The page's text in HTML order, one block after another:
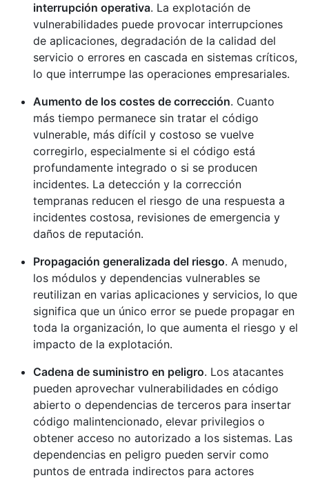
interrupción operativa. La explotación de
vulnerabilidades puede provocar interrupciones
de aplicaciones, degradación de la calidad del
servicio o errores en cascada en sistemas críticos,
lo que interrumpe las operaciones empresariales.
Aumento de los costes de corrección. Cuanto
más tiempo permanece sin tratar el código
vulnerable, más difícil y costoso se vuelve
corregirlo, especialmente si el código está
profundamente integrado o si se producen
incidentes. La detección y la corrección
tempranas reducen el riesgo de una respuesta a
incidentes costosa, revisiones de emergencia y
daños de reputación.
Propagación generalizada del riesgo. A menudo,
los módulos y dependencias vulnerables se
reutilizan en varias aplicaciones y servicios, lo que
significa que un único error se puede propagar en
toda la organización, lo que aumenta el riesgo y el
impacto de la explotación.
Cadena de suministro en peligro. Los atacantes
pueden aprovechar vulnerabilidades en código
abierto o dependencias de terceros para insertar
código malintencionado, elevar privilegios o
obtener acceso no autorizado a los sistemas. Las
dependencias en peligro pueden servir como
puntos de entrada indirectos para actores